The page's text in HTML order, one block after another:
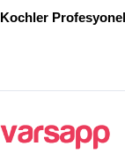
Kochler